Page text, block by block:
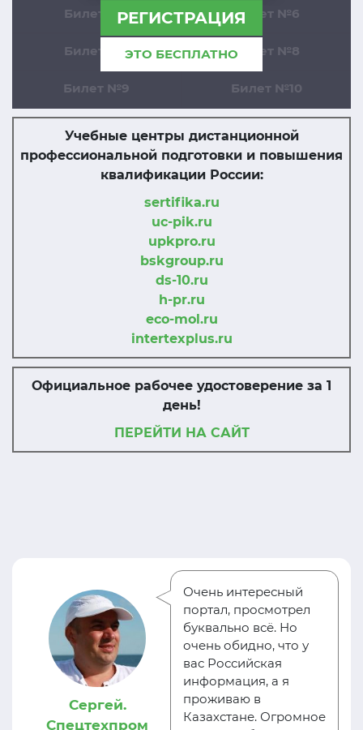
РЕГИСТРАЦИЯ
ЭТО БЕСПЛАТНО
Билет №5 Билет №6
Билет №7 Билет №8
Билет №9 Билет №10
Учебные центры дистанционной
профессиональной подготовки и повышения
квалификации России:
sertifika.ru
uc-pik.ru
upkpro.ru
bskgroup.ru
ds-10.ru
h-pr.ru
eco-mol.ru
intertexplus.ru
Официальное рабочее удостоверение за 1
день!
ПЕРЕЙТИ НА САЙТ
Сергей.
Спецтехпром
Очень интересный
портал, просмотрел
буквально всё. Но
очень обидно, что у
вас Российская
информация, а я
проживаю в
Казахстане. Огромное